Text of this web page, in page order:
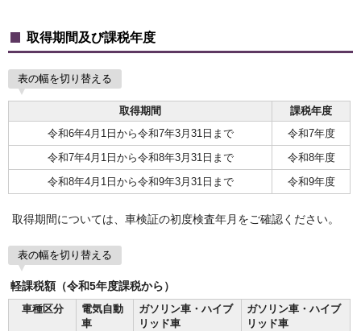
取得期間及び課税年度
表の幅を切り替える
取得期間
課税年度
令和6年4月1日から令和7年3月31日まで
令和7年度
令和7年4月1日から令和8年3月31日まで
令和8年度
令和8年4月1日から令和9年3月31日まで
令和9年度
取得期間については、車検証の初度検査年月をご確認ください。
表の幅を切り替える
軽課税額（令和5年度課税から）
車種区分
電気自動
車
ガソリン車・ハイブ
リッド車
ガソリン車・ハイブ
リッド車